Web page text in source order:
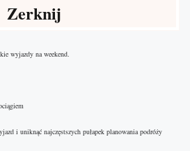
Zerknij
wyjazdy na weekend.
i uniknąć najczęstszych pułapek planowania podróży